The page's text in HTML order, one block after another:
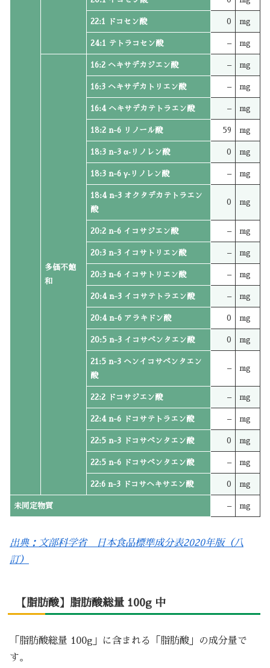
22:1 ドコセン酸 0 mg
24:1 テトラコセン酸 – mg
多価不飽
和
16:2 ヘキサデカジエン酸 – mg
16:3 ヘキサデカトリエン酸 – mg
16:4 ヘキサデカテトラエン酸 – mg
18:2 n-6 リノール酸 59 mg
18:3 n-3 α‐リノレン酸 0 mg
18:3 n-6 γ‐リノレン酸 – mg
18:4 n-3 オクタデカテトラエン
酸
0 mg
20:2 n-6 イコサジエン酸 – mg
20:3 n-3 イコサトリエン酸 – mg
20:3 n-6 イコサトリエン酸 – mg
20:4 n-3 イコサテトラエン酸 – mg
20:4 n-6 アラキドン酸 0 mg
20:5 n-3 イコサペンタエン酸 0 mg
21:5 n-3 ヘンイコサペンタエン
酸
– mg
22:2 ドコサジエン酸 – mg
22:4 n-6 ドコサテトラエン酸 – mg
22:5 n-3 ドコサペンタエン酸 0 mg
22:5 n-6 ドコサペンタエン酸 – mg
22:6 n-3 ドコサヘキサエン酸 0 mg
未同定物質 – mg
出典：文部科学省 日本食品標準成分表2020年版（八
訂）
【脂肪酸】脂肪酸総量 100g 中
「脂肪酸総量 100g」に含まれる「脂肪酸」の成分量で
す。